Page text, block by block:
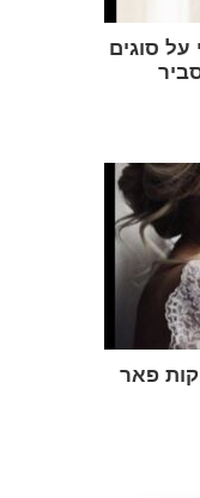
על סוגים
50+ תסרוקות פאר